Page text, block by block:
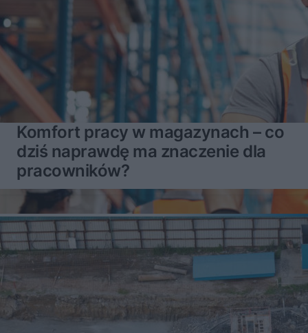
Komfort pracy w magazynach – co
dziś naprawdę ma znaczenie dla
pracowników?